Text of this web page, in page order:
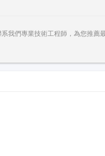
系我們專業技術工程師，為您推薦